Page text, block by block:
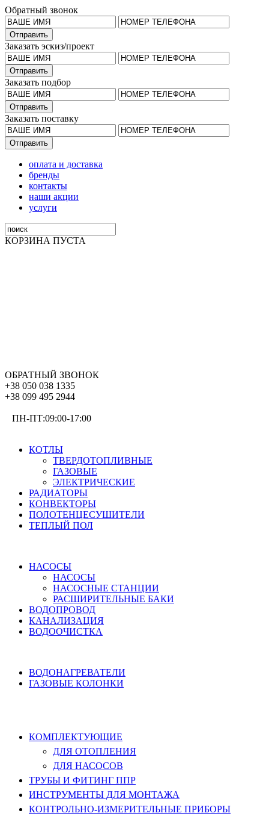
Обратный звонок
Заказать эскиз/проект
Заказать подбор
Заказать поставку
оплата и доставка
бренды
контакты
наши акции
услуги
КОРЗИНА ПУСТА
ОБРАТНЫЙ ЗВОНОК
+38 050 038 1335
+38 099 495 2944
ПН-ПТ:09:00-17:00
КОТЛЫ
ТВЕРДОТОПЛИВНЫЕ
ГАЗОВЫЕ
ЭЛЕКТРИЧЕСКИЕ
РАДИАТОРЫ
КОНВЕКТОРЫ
ПОЛОТЕНЦЕСУШИТЕЛИ
ТЕПЛЫЙ ПОЛ
НАСОСЫ
НАСОСЫ
НАСОСНЫЕ СТАНЦИИ
РАСШИРИТЕЛЬНЫЕ БАКИ
ВОДОПРОВОД
КАНАЛИЗАЦИЯ
ВОДООЧИСТКА
ВОДОНАГРЕВАТЕЛИ
ГАЗОВЫЕ КОЛОНКИ
КОМПЛЕКТУЮЩИЕ
ДЛЯ ОТОПЛЕНИЯ
ДЛЯ НАСОСОВ
ТРУБЫ И ФИТИНГ ППР
ИНСТРУМЕНТЫ ДЛЯ МОНТАЖА
КОНТРОЛЬНО-ИЗМЕРИТЕЛЬНЫЕ ПРИБОРЫ